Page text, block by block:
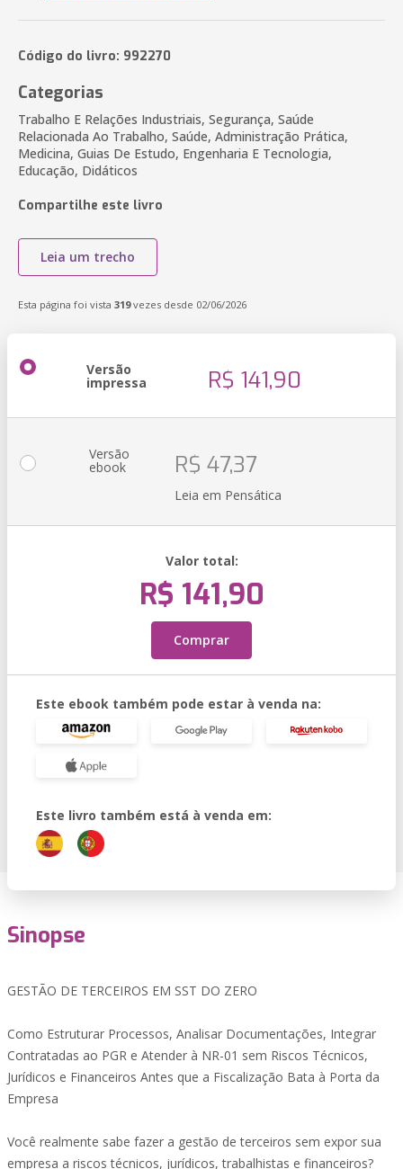
Código do livro: 992270
Categorias
Trabalho E Relações Industriais, Segurança, Saúde
Relacionada Ao Trabalho, Saúde, Administração Prática,
Medicina, Guias De Estudo, Engenharia E Tecnologia,
Educação, Didáticos
Compartilhe este livro
Leia um trecho
Esta página foi vista 319vezes desde 02/06/2026
Versão
impressa R$ 141,90
Versão
ebook R$ 47,37
Leia em Pensática
Valor total:
R$ 141,90
Comprar
Este ebook também pode estar à venda na:
Este livro também está à venda em:
Sinopse
GESTÃO DE TERCEIROS EM SST DO ZERO
Como Estruturar Processos, Analisar Documentações, Integrar
Contratadas ao PGR e Atender à NR-01 sem Riscos Técnicos,
Jurídicos e Financeiros Antes que a Fiscalização Bata à Porta da
Empresa
Você realmente sabe fazer a gestão de terceiros sem expor sua
empresa a riscos técnicos, jurídicos, trabalhistas e financeiros?